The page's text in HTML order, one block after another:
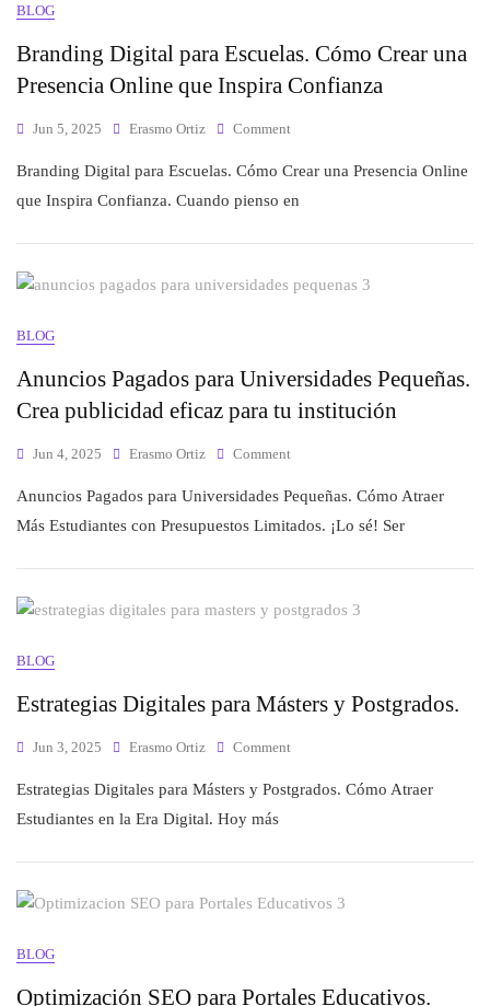
BLOG
Branding Digital para Escuelas. Cómo Crear una
Presencia Online que Inspira Confianza
Jun 5, 2025 Erasmo Ortiz Comment
Branding Digital para Escuelas. Cómo Crear una Presencia Online
que Inspira Confianza. Cuando pienso en
BLOG
Anuncios Pagados para Universidades Pequeñas.
Crea publicidad eficaz para tu institución
Jun 4, 2025 Erasmo Ortiz Comment
Anuncios Pagados para Universidades Pequeñas. Cómo Atraer
Más Estudiantes con Presupuestos Limitados. ¡Lo sé! Ser
BLOG
Estrategias Digitales para Másters y Postgrados.
Jun 3, 2025 Erasmo Ortiz Comment
Estrategias Digitales para Másters y Postgrados. Cómo Atraer
Estudiantes en la Era Digital. Hoy más
BLOG
Optimización SEO para Portales Educativos.